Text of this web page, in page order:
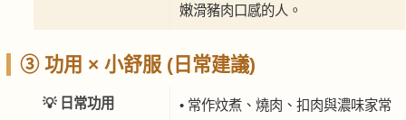
嫩滑豬肉口感的人。
③ 功用 × 小舒服 (日常建議)
💡 日常功用
• 常作炆煮、燒肉、扣肉與濃味家常